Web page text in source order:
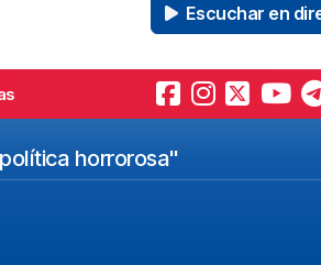
Escuchar en
horrorosa"